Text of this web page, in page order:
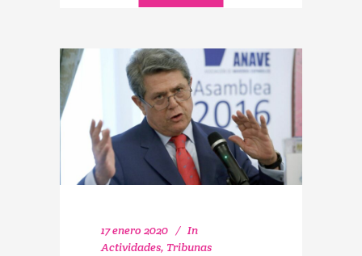
17 enero 2020
In
Actividades, Tribunas